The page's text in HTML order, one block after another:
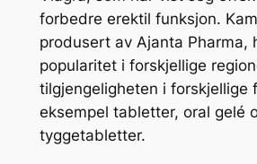
forbedre erektil funksjon.
produsert av Ajanta Pharma,
popularitet i forskjellige
tilgjengeligheten i forskjellige
eksempel tabletter, oral gelé
tyggetabletter.